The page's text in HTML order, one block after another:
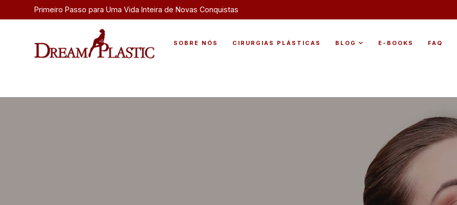
Primeiro Passo para Uma Vida Inteira de Novas Conquistas
SOBRE NÓS CIRURGIAS PLÁSTICAS BLOG E-BOOKS FAQ